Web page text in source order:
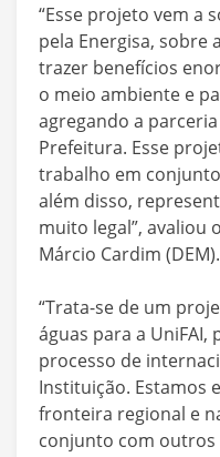
“Esse projeto vem a
pela Energisa, sobre
trazer benefícios
o meio ambiente e
agregando a
Prefeitura. Esse
trabalho em
além disso,
muito legal”, avaliou
Márcio Cardim (DEM).
“Trata-se de um
águas para a UniFAI,
processo de
Instituição. Estamos
fronteira regional e
conjunto com outros